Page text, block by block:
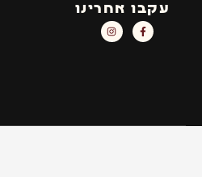
עקבו אחרינו